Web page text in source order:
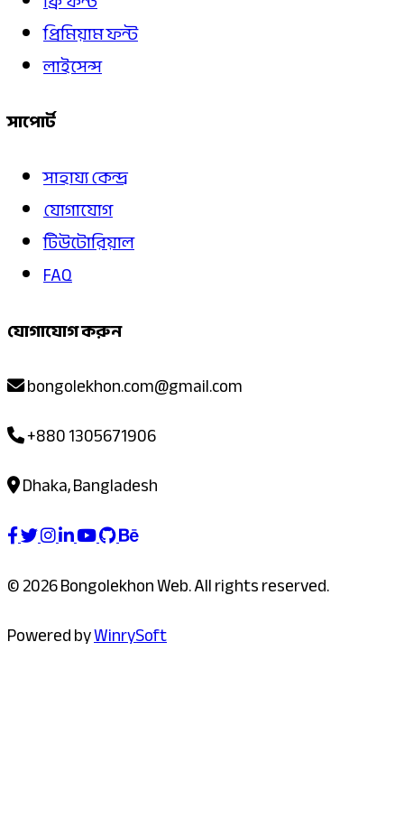
প্রিমিয়াম ফন্ট
লাইসেন্স
সাপোর্ট
সাহায্য কেন্দ্র
যোগাযোগ
টিউটোরিয়াল
FAQ
যোগাযোগ করুন
bongolekhon.com@gmail.com
+880 1305671906
Dhaka, Bangladesh
© 2026 Bongolekhon Web. All rights reserved.
Powered byWinrySoft